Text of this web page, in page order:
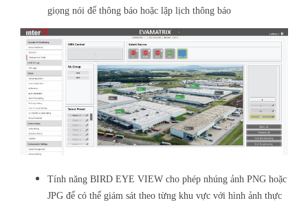
giọng nói để thông báo hoặc lặp lịch thông báo
Tính năng BIRD EYE VIEW cho phép nhúng ảnh PNG hoặc
JPG để có thể giám sát theo từng khu vực với hình ảnh thực